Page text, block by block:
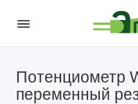
Потенциометр
переменный
Антенны